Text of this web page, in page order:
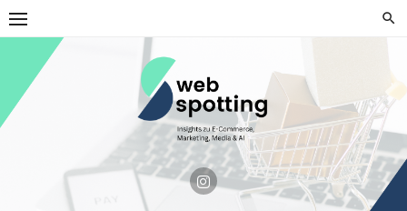
Skip
to
content